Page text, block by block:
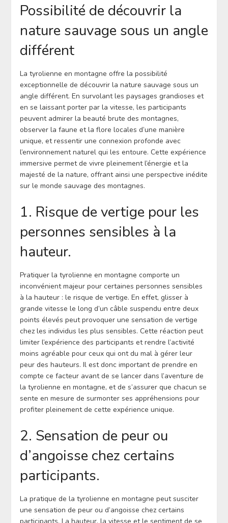
Possibilité de découvrir la
nature sauvage sous un angle
différent
La tyrolienne en montagne offre la possibilité
exceptionnelle de découvrir la nature sauvage sous un
angle différent. En survolant les paysages grandioses et
en se laissant porter par la vitesse, les participants
peuvent admirer la beauté brute des montagnes,
observer la faune et la flore locales d’une manière
unique, et ressentir une connexion profonde avec
l’environnement naturel qui les entoure. Cette expérience
immersive permet de vivre pleinement l’énergie et la
majesté de la nature, offrant ainsi une perspective inédite
sur le monde sauvage des montagnes.
1. Risque de vertige pour les
personnes sensibles à la
hauteur.
Pratiquer la tyrolienne en montagne comporte un
inconvénient majeur pour certaines personnes sensibles
à la hauteur : le risque de vertige. En effet, glisser à
grande vitesse le long d’un câble suspendu entre deux
points élevés peut provoquer une sensation de vertige
chez les individus les plus sensibles. Cette réaction peut
limiter l’expérience des participants et rendre l’activité
moins agréable pour ceux qui ont du mal à gérer leur
peur des hauteurs. Il est donc important de prendre en
compte ce facteur avant de se lancer dans l’aventure de
la tyrolienne en montagne, et de s’assurer que chacun se
sente en mesure de surmonter ses appréhensions pour
profiter pleinement de cette expérience unique.
2. Sensation de peur ou
d’angoisse chez certains
participants.
La pratique de la tyrolienne en montagne peut susciter
une sensation de peur ou d’angoisse chez certains